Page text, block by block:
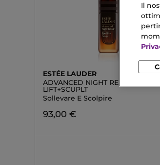
ESTÉE LAUDER
ADVANCED NIGHT REPAIR EYE
LIFT+SCUPLT
Sollevare E Scolpire
93,00 €
Il